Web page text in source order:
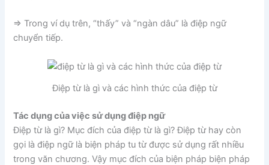
=> Trong ví dụ trên, “thấy” và “ngàn dâu” là điệp ngữ
chuyển tiếp.
Điệp từ là gì và các hình thức của điệp từ
Tác dụng của việc sử dụng điệp ngữ
Điệp từ là gì? Mục đích của điệp từ là gì? Điệp từ hay còn
gọi là điệp ngữ là biện pháp tu từ được sử dụng rất nhiều
trong văn chương. Vậy mục đích của biện pháp biện pháp